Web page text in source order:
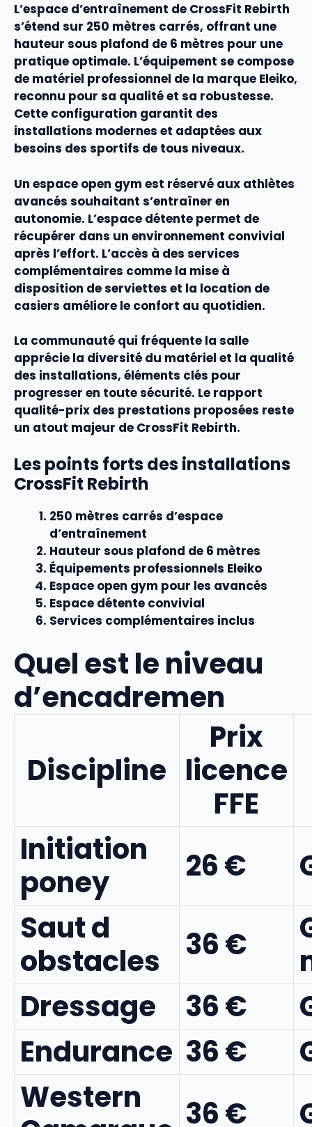
L’espace d’entraînement de CrossFit Rebirth
s’étend sur 250 mètres carrés, offrant une
hauteur sous plafond de 6 mètres pour une
pratique optimale. L’équipement se compose
de matériel professionnel de la marque Eleiko,
reconnu pour sa qualitéet sa robustesse.
Cette configuration garantit des
installations modernes et adaptées aux
besoins des sportifs de tous niveaux.
Un espace open gym est réservé aux athlètes
avancés souhaitant s’entraîner en
autonomie. L’espace détente permet de
récupérer dans un environnement convivial
après l’effort. L’accès à des services
complémentaires comme la mise à
disposition de serviettes et la location de
casiers améliore le confort au quotidien.
La communauté qui fréquente la salle
apprécie la diversité du matériel et la qualité
des installations, éléments clés pour
progresser en toute sécurité. Le rapport
qualité-prix des prestations proposées reste
un atout majeur de CrossFit Rebirth.
Les points forts des installations
CrossFit Rebirth
250 mètres carrés d’espace
d’entraînement
Hauteur sous plafond de 6 mètres
Équipements professionnels Eleiko
Espace open gym pour les avancés
Espace détente convivial
Services complémentaires inclus
Quel est le niveau
d’encadremen
Discipline
Prix
licence
FFE
Initiation
poney
26 €
Saut d
obstacles
36 €
Dressage
36 €
Endurance 36 €
Western
36 €